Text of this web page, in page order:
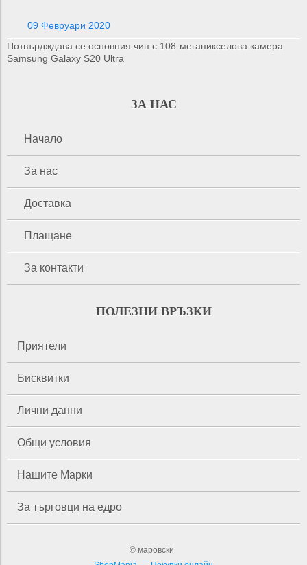
09 Февруари 2020
Потвърдждава се основния чип с 108-мегапикселова камера
Samsung Galaxy S20 Ultra
ЗА НАС
Начало
За нас
Доставка
Плащане
За контакти
ПОЛЕЗНИ ВРЪЗКИ
Приятели
Бисквитки
Лични данни
Общи условия
Нашите Марки
За търговци на едро
© маровски